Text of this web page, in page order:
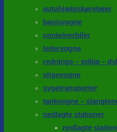
autohjælpskøretøjer
basisvogne
conteinerbiler
ledervogne
rednings – milijø –
stigevogne
sygetransporter
tankvogne –
nedlagte stationer
nedlagte